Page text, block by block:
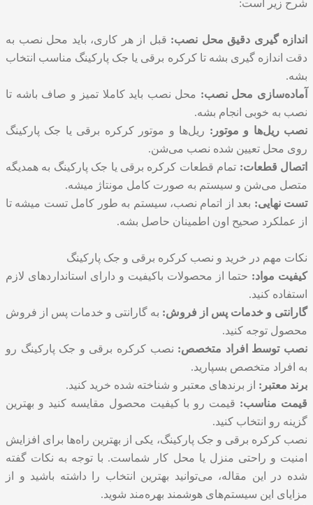
شرح زیر است:
اندازه گیری دقیق محل نصب: قبل از هر کاری، باید محل نصب به
دقت اندازه گیری بشه تا کرکره برقی یا جک پارکینگ مناسب انتخاب
بشه.
آماده‌سازی محل نصب: محل نصب باید کاملا تمیز و صاف باشه تا
نصب به خوبی انجام بشه.
نصب ریل‌ها و موتور: ریل‌ها و موتور کرکره برقی یا جک پارکینگ
روی محل تعیین شده نصب می‌شن.
اتصال قطعات: تمام قطعات کرکره برقی یا جک پارکینگ به همدیگه
متصل می‌شن و سیستم به صورت کامل مونتاژ میشه.
تست نهایی: بعد از اتمام نصب، سیستم به طور کامل تست میشه تا
از عملکرد صحیح اون اطمینان حاصل بشه.
نکات مهم در خرید و نصب کرکره برقی و جک پارکینگ
کیفیت مواد: حتما از محصولات باکیفیت و دارای استانداردهای لازم
استفاده کنید.
گارانتی و خدمات پس از فروش: به گارانتی و خدمات پس از فروش
محصول توجه کنید.
نصب توسط افراد متخصص: نصب کرکره برقی و جک پارکینگ رو
به افراد متخصص بسپارید.
برند معتبر: از برندهای معتبر و شناخته شده خرید کنید.
قیمت مناسب: قیمت رو با کیفیت محصول مقایسه کنید و بهترین
گزینه رو انتخاب کنید.
نصب کرکره برقی و جک پارکینگ، یکی از بهترین راه‌ها برای افزایش
امنیت و راحتی منزل یا محل کار شماست. با توجه به نکات گفته
شده در این مقاله، می‌توانید بهترین انتخاب را داشته باشید و از
مزایای این سیستم‌های هوشمند بهره‌مند شوید.